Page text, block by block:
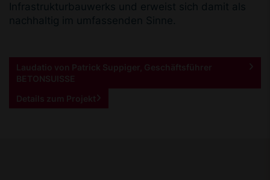
Infrastrukturbauwerks und erweist sich damit als
nachhaltig im umfassenden Sinne.
Laudatio von Patrick Suppiger, Geschäftsführer
BETONSUISSE
Details zum Projekt